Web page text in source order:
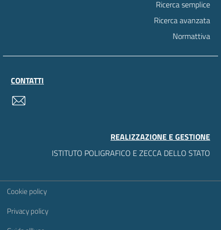
Ricerca semplice
Ricerca avanzata
Normattiva
CONTATTI
REALIZZAZIONE E GESTIONE
ISTITUTO POLIGRAFICO E ZECCA DELLO STATO
Sezione Link Utili
Cookie policy
Privacy policy